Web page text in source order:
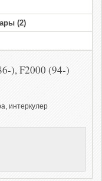
(2)
), F2000 (94-)
интеркулер